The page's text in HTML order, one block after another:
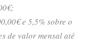
e 5,5% sobre o
de valor mensal até